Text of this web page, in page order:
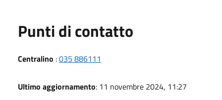
Punti di contatto
Centralino :035 886111
Ultimo aggiornamento: 11 novembre 2024, 11:27